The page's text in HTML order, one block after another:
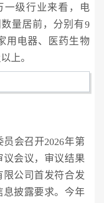
级行业来看，
电
量居前，分别有9
用电器、
医药生物
上。
会召开2026年第
会议， 审议结果
限公司首发符合发
息披露要求。今年